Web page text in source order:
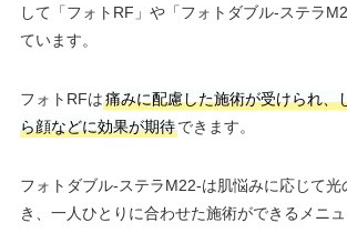
して「フォトRF」や「フォトダブル-ステラ
ています。
フォトRFは痛みに配慮した施術が受けられ、
ら顔などに効果が期待できます。
フォトダブル-ステラM22-は肌悩みに応じて光
き、一人ひとりに合わせた施術ができるメニュ